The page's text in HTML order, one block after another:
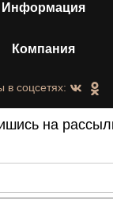
Информация
Компания
в соцсетях:
- ShoesTown.ru -
на